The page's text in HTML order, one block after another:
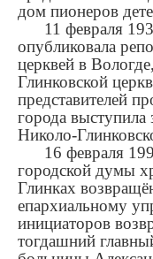
дом пионеров
11 февраля
опубликовала
церквей в
Глинковской
представителей
города
Николо-
16 февраля
городской думы
Глинках
епархиальному
инициаторов
тогдашний